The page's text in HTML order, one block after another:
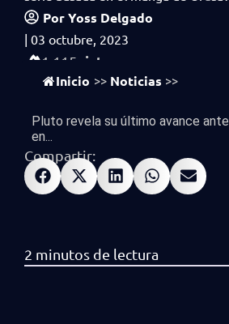
PorYoss Delgado
| 03 octubre, 2023
1,115 vistas
Inicio >> Noticias >>
Pluto revela su último avance
en...
Compartir: